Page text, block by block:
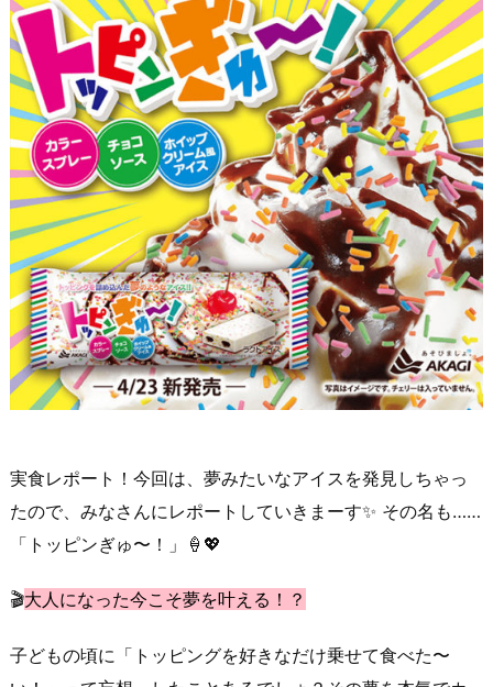
実食レポート！今回は、夢みたいなアイスを発見しちゃっ
たので、みなさんにレポートしていきまーす✨ その名も……
「トッピンぎゅ〜！」🍦💖
🎬大人になった今こそ夢を叶える！？
子どもの頃に「トッピングを好きなだけ乗せて食べた〜